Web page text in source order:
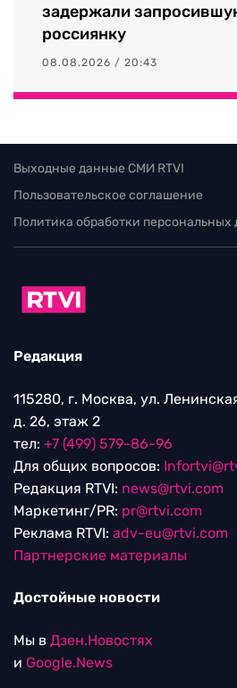
задержали
россиянку
08.08.2026 / 20:43
Выходные данные СМИ RTVI
Пользовательское соглашение
Политика обработки персональных
Редакция
115280, г. Москва, ул.
д. 26, этаж 2
тел: +7 (499) 579-86-96
Для общих вопросов:
Редакция RTVI: news@rtvi.com
Маркетинг/PR: pr@rtvi.com
Реклама RTVI: adv-eu@rtvi.com
Партнерские материалы
Достойные новости
Мы в Дзен.Новостях
и Google.News